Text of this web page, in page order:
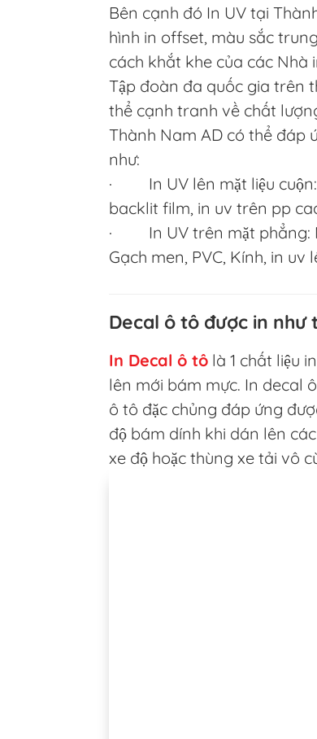
Bên cạnh đó In UV tại
hình in offset, màu sắc
cách khắt khe của các Nhà
Tập đoàn đa quốc gia trên
thể cạnh tranh về chất
Thành Nam AD có thể đáp
như:
· In UV lên mặt liệu cuộn:
backlit film, in uv trên pp
· In UV trên mặt phẳng:
Gạch men, PVC, Kính, in
Decal ô tô được in như
In Decal ô tô là 1 chất liệu
lên mới bám mực. In decal
ô tô đặc chủng đáp ứng
độ bám dính khi dán lên
xe độ hoặc thùng xe tải vô